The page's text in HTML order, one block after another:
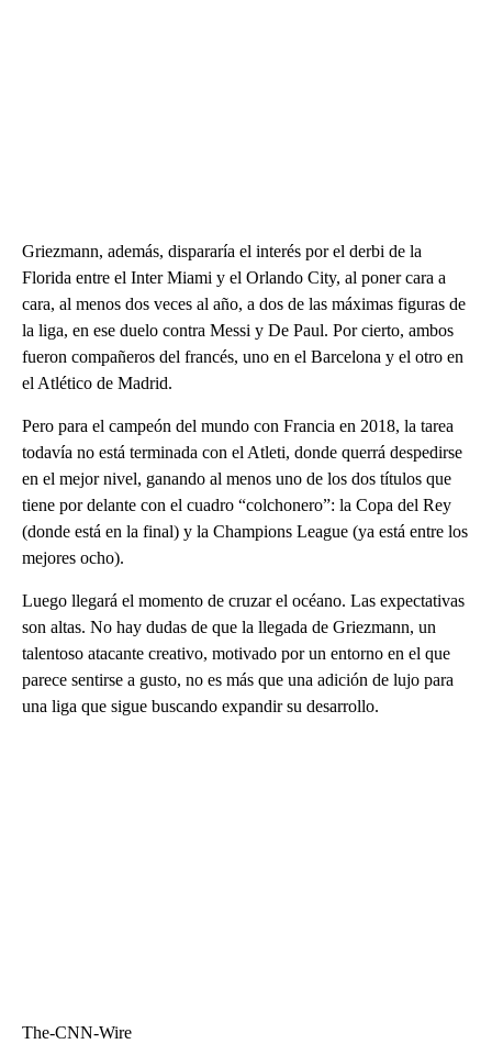
Griezmann, además, dispararía el interés por el derbi de la
Florida entre el Inter Miami y el Orlando City, al poner cara a
cara, al menos dos veces al año, a dos de las máximas figuras de
la liga, en ese duelo contra Messi y De Paul. Por cierto, ambos
fueron compañeros del francés, uno en el Barcelona y el otro en
el Atlético de Madrid.
Pero para el campeón del mundo con Francia en 2018, la tarea
todavía no está terminada con el Atleti, donde querrá despedirse
en el mejor nivel, ganando al menos uno de los dos títulos que
tiene por delante con el cuadro “colchonero”: la Copa del Rey
(donde está en la final) y la Champions League (ya está entre los
mejores ocho).
Luego llegará el momento de cruzar el océano. Las expectativas
son altas. No hay dudas de que la llegada de Griezmann, un
talentoso atacante creativo, motivado por un entorno en el que
parece sentirse a gusto, no es más que una adición de lujo para
una liga que sigue buscando expandir su desarrollo.
The-CNN-Wire